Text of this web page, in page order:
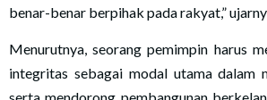
benar-benar berpihak pada rakyat,”
Menurutnya, seorang pemimpin harus
integritas sebagai modal utama dalam